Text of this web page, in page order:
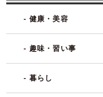
- 健康・美容
- 趣味・習い事
- 暮らし